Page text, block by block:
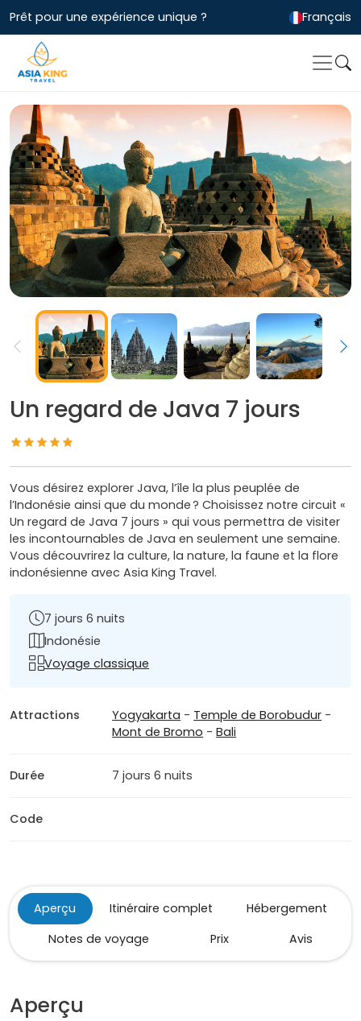
Prêt pour une expérience unique ? Français
Un regard de Java 7 jours
Vous désirez explorer Java, l’île la plus peuplée de
l’Indonésie ainsi que du monde ? Choisissez notre circuit «
Un regard de Java 7 jours » qui vous permettra de visiter
les incontournables de Java en seulement une semaine.
Vous découvrirez la culture, la nature, la faune et la flore
indonésienne avec Asia King Travel.
7 jours 6 nuits
Indonésie
Voyage classique
Attractions Yogyakarta - Temple de Borobudur -
Mont de Bromo -Bali
Durée 7 jours 6 nuits
Code
Aperçu Itinéraire complet
Hébergement
Notes de voyage
Prix Avis
Aperçu